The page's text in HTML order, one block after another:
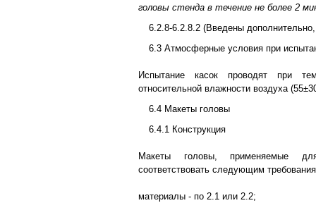
головы стенда в течение не более 2
6.2.8-6.2.8.2 (Введены
6.3 Атмосферные условия при
Испытание касок проводят при
относительной влажности воздуха
6.4 Макеты головы
6.4.1 Конструкция
Макеты головы, применяемые
соответствовать следующим
материалы - по 2.1 или 2.2;